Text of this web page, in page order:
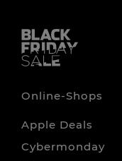
Online-Shops
Apple Deals
Cybermonday